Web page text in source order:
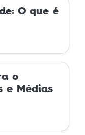
O que é
o
e Médias